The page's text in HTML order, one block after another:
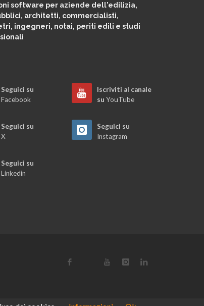
software per aziende dell'edilizia,
architetti, commercialisti,
ingegneri, notai, periti edili e studi
Seguici su
Facebook
Iscriviti al canale
su YouTube
Seguici su
X
Seguici su
Instagram
Seguici su
Linkedin